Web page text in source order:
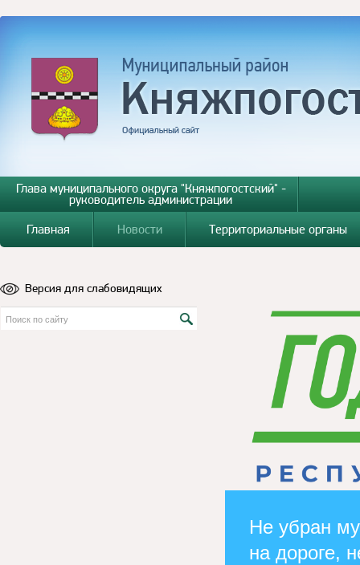
Глава муниципального округа "Княжпогостский" -
руководитель администрации
Главная
Новости Территориальные органы
Версия для слабовидящих
Не убран
на дороге,